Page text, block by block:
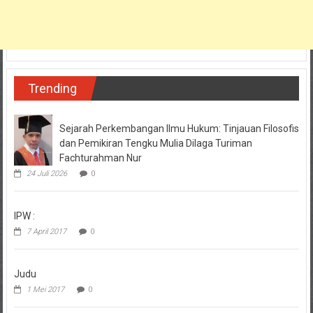
Trending
Sejarah Perkembangan Ilmu Hukum: Tinjauan Filosofis
dan Pemikiran Tengku Mulia Dilaga Turiman
Fachturahman Nur
24 Juli 2026 0
IPW :
7 April 2017 0
Judu
1 Mei 2017 0